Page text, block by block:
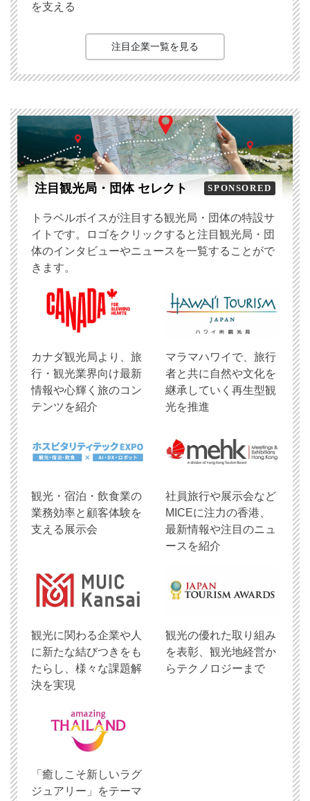
を支える
注目企業一覧を見る
注目観光局・団体 セレクト SPONSORED
トラベルボイスが注目する観光局・団体の特設サ
イトです。ロゴをクリックすると注目観光局・団
体のインタビューやニュースを一覧することがで
きます。
​カナダ観光局より、旅
行・観光業界向け最新
情報や心輝く旅のコン
テンツを紹介
マラマハワイで、旅行
者と共に自然や文化を
継承していく再生型観
光を推進
観光・宿泊・飲食業の
業務効率と顧客体験を
支える展示会
社員旅行や展示会など
MICEに注力の香港、
最新情報や注目のニュ
ースを紹介
観光に関わる企業や人
に新たな結びつきをも
たらし、様々な課題解
決を実現
観光の優れた取り組み
を表彰、観光地経営か
らテクノロジーまで
「癒しこそ新しいラグ
ジュアリー」をテーマ